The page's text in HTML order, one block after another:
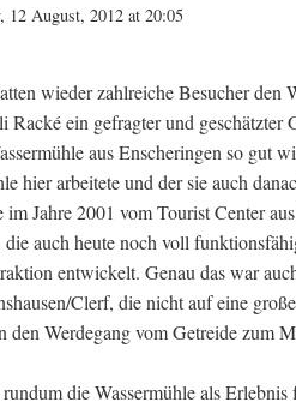
12 August, 2012 at 20:05
wieder zahlreiche Besucher den
Racké ein gefragter und geschätzter
aus Enscheringen so gut
hier arbeitete und der sie auch
im Jahre 2001 vom Tourist Center
auch heute noch voll
entwickelt. Genau das war
Clerf, die nicht auf eine
den Werdegang vom Getreide zum
die Wassermühle als